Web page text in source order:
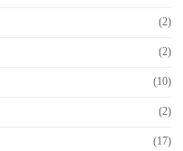
(2)
(2)
(10)
(2)
(17)